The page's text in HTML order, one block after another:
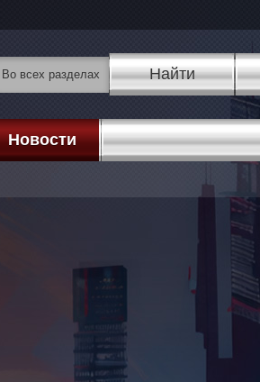
Найти
Новости